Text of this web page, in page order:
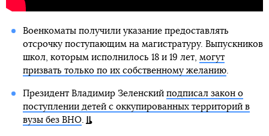
Военкоматы получили указание предоставлять
отсрочку поступающим на магистратуру. Выпускников
школ, которым исполнилось 18 и 19 лет, могут
призвать только по их собственному желанию.
Президент Владимир Зеленский подписал закон о
поступлении детей с оккупированных территорий в
вузы без ВНО.